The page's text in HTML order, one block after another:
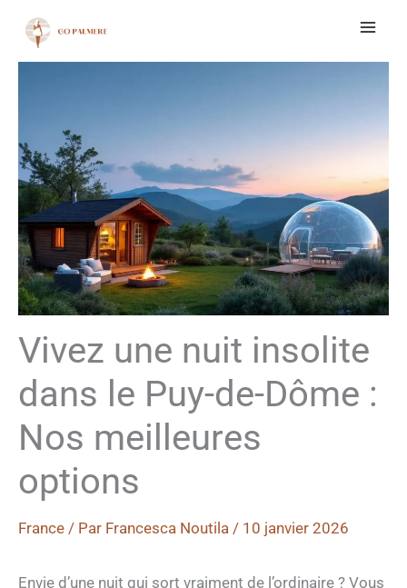
contenu
Vivez une nuit insolite
dans le Puy-de-Dôme :
Nos meilleures
options
France / Par Francesca Noutila / 10 janvier 2026
Envie d’une nuit qui sort vraiment de l’ordinaire ? Vous